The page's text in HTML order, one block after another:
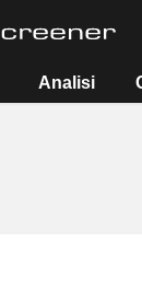
Analisi